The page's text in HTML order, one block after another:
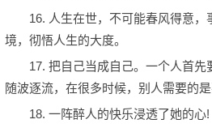
16. 人生在世，不可能春风得意
境，彻悟人生的大度。
17. 把自己当成自己。一个人首先
随波逐流，在很多时候，别人需要的
18. 一阵醉人的快乐浸透了她的心!